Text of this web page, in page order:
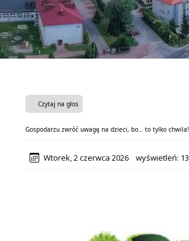
Czytaj na głos
Gospodarzu zwróć uwagę na dzieci, bo… to tylko chwila!
Wtorek, 2 czerwca 2026 wyświetleń: 13